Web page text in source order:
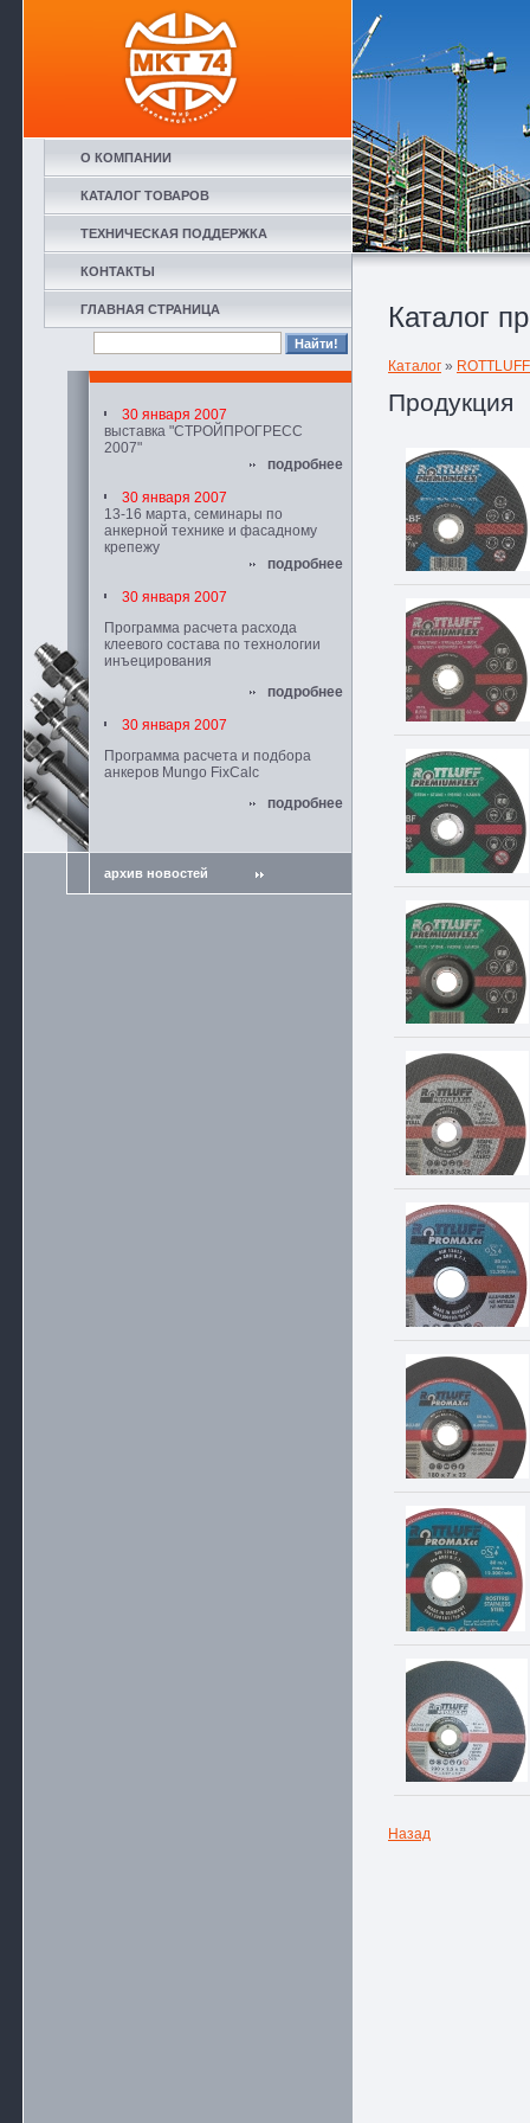
О КОМПАНИИ
КАТАЛОГ ТОВАРОВ
ТЕХНИЧЕСКАЯ ПОДДЕРЖКА
КОНТАКТЫ
ГЛАВНАЯ СТРАНИЦА
30 января 2007
выставка "СТРОЙПРОГРЕСС
2007"
подробнее
30 января 2007
13-16 марта, семинары по
анкерной технике и фасадному
крепежу
подробнее
30 января 2007
Программа расчета расхода
клеевого состава по технологии
инъецирования
подробнее
30 января 2007
Программа расчета и подбора
анкеров Mungo FixCalc
подробнее
архив новостей
Каталог
Каталог » ROTTLUFF
Продукция
Назад